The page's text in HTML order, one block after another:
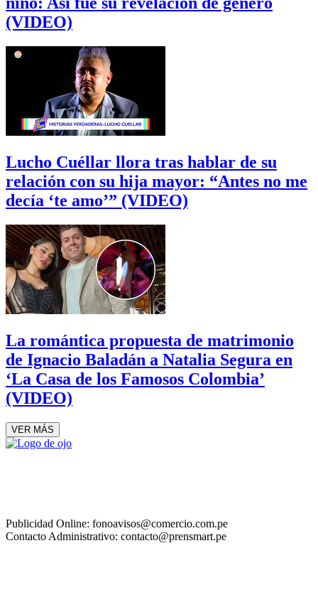
(VIDEO)
Lucho Cuéllar llora tras hablar de su
relación con su hija mayor: “Antes no me
decía ‘te amo’” (VIDEO)
La romántica propuesta de matrimonio
de Ignacio Baladán a Natalia Segura en
‘La Casa de los Famosos Colombia’
(VIDEO)
VER MÁS
Publicidad Online: fonoavisos@comercio.com.pe
Contacto Administrativo: contacto@prensmart.pe